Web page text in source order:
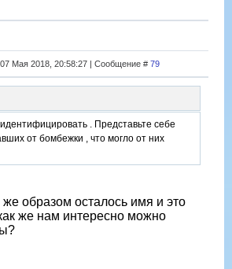
Мая 2018, 20:58:27 | Сообщение # 79
. Представьте себе
от бомбежки , что могло от них
же образом осталось имя и это
же нам интересно можно